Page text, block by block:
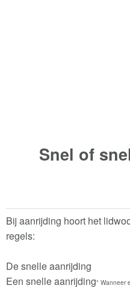
Snel of
Bij aanrijding hoort het
regels:
De snelle aanrijding
Een snelle aanrijding* Wanneer